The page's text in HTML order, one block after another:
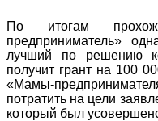
По итогам
предприниматель»
лучший по решению
получит грант на 100
«Мамы-
потратить на цели
который был